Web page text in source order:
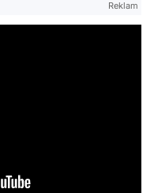
Reklam